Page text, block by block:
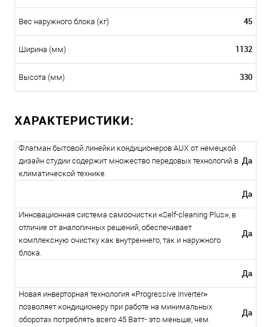
Вес наружного блока (кг) 45
Ширина (мм) 1132
Высота (мм) 330
ХАРАКТЕРИСТИКИ:
Флагман бытовой линейки кондиционеров AUX от немецкой
дизайн студии содержит множество передовых технологий в
климатической технике.
Да
Да
Инновационная система самоочистки «Self-cleaning Plus», в
отличие от аналогичных решений, обеспечивает
комплексную очистку как внутреннего, так и наружного
блока.
Да
Да
Новая инверторная технология «Progressive Inverter»
позволяет кондиционеру при работе на минимальных
оборотах потреблять всего 45 Ватт- это меньше, чем
Да